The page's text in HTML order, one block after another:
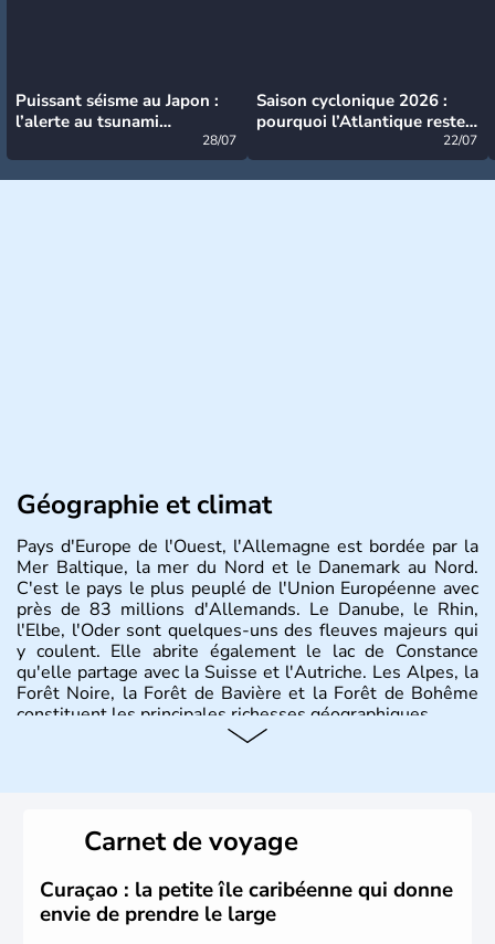
Puissant séisme au Japon :
l’alerte au tsunami
28/07
Saison cyclonique 2026 :
pourquoi l’Atlantique reste
22/07
Géographie et climat
Pays d'Europe de l'Ouest, l'Allemagne est bordée par la
Mer Baltique, la mer du Nord et le Danemark au Nord.
C'est le pays le plus peuplé de l'Union Européenne avec
près de 83 millions d'Allemands. Le Danube, le Rhin,
l'Elbe, l'Oder sont quelques-uns des fleuves majeurs qui
y coulent. Elle abrite également le lac de Constance
qu'elle partage avec la Suisse et l'Autriche. Les Alpes, la
Forêt Noire, la Forêt de Bavière et la Forêt de Bohême
constituent les principales richesses géographiques.
lesquelles bénéficient d'une grande autonomie. Le pays
peut se targuer de grands noms qu'il a vu naître dans tous
les domaines, des arts à la politique en passant par la
philosophie. Hertz, Gutenberg, Heidegger, Thomas Mann,
Herman Hesse ou bien Hegel en font partie.
Carnet de voyage
Curaçao : la petite île caribéenne qui donne
envie de prendre le large